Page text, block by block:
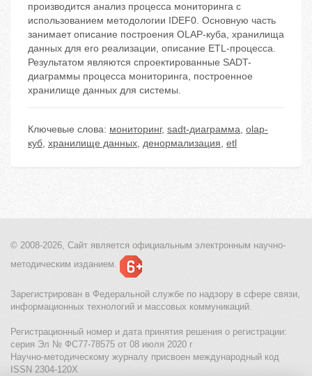
производится анализ процесса мониторинга с
использованием методологии IDEF0. Основную часть
занимает описание построения OLAP-куба, хранилища
данных для его реализации, описание ETL-процесса.
Результатом являются спроектированные SADT-
диаграммы процесса мониторинга, построенное
хранилище данных для системы.
Ключевые слова: мониторинг, sadt-диаграмма, olap-
куб, хранилище данных, денормализация, etl
© 2008-2026, Сайт является официальным электронным научно-
методическим изданием.
Зарегистрирован в Федеральной службе по надзору в сфере связи,
информационных технологий и массовых коммуникаций.
Регистрационный номер и дата принятия решения о регистрации:
серия Эл № ФС77-78575 от 08 июля 2020 г
Научно-методическому журналу присвоен международный код
ISSN 2304-120X